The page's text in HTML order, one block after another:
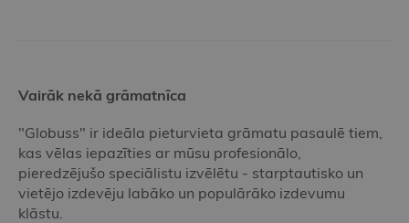
Vairāk nekā grāmatnīca
"Globuss" ir ideāla pieturvieta grāmatu pasaulē tiem,
kas vēlas iepazīties ar mūsu profesionālo,
pieredzējušo speciālistu izvēlētu - starptautisko un
vietējo izdevēju labāko un populārāko izdevumu
klāstu.